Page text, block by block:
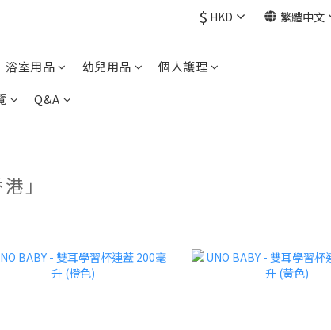
$ HKD 繁體中文
浴室用品 幼兒用品
個人護理
Q&A
」